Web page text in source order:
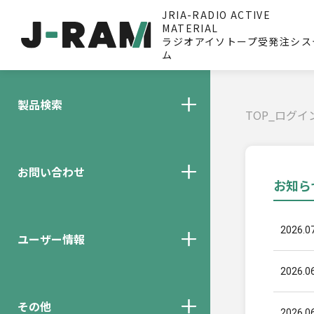
JRIA-RADIO ACTIVE
MATERIAL
ラジオアイソトープ受発注シ
ム
製品検索
お問い合わせ
ユーザー情報
その他
TOP_ログイ
お知